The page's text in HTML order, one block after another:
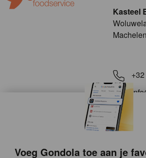
Voeg Gondola toe aan je
Kasteel
Machelen
Volg